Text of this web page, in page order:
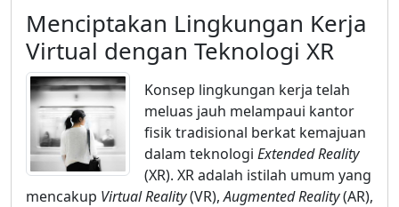
Menciptakan Lingkungan Kerja
Virtual dengan Teknologi XR
Konsep lingkungan kerja telah
meluas jauh melampaui kantor
fisik tradisional berkat kemajuan
dalam teknologi Extended Reality
(XR). XR adalah istilah umum yang
mencakup Virtual Reality(VR),Augmented Reality(AR),